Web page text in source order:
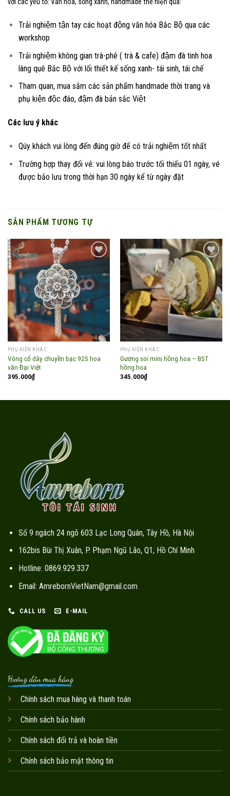
với các yếu tố: Văn hóa, sống xanh, handmade thể hiện qua:
Trải nghiệm tận tay các hoạt động văn hóa Bắc Bộ qua các
workshop
Trải nghiệm không gian trà-phê ( trà & cafe) đậm đà tinh hoa
làng quê Bắc Bộ với lối thiết kế sống xanh- tái sinh, tái chế
Tham quan, mua sắm các sản phẩm handmade thời trang và
phụ kiện độc đáo, đậm đà bản sắc Việt
Các lưu ý khác
Qúy khách vui lòng đến đúng giờ để có trải nghiệm tốt nhất
Trường hợp thay đổi vé: vui lòng báo trước tối thiểu 01 ngày, vé
được bảo lưu trong thời hạn 30 ngày kể từ ngày đặt
SẢN PHẨM TƯƠNG TỰ
Add to
wishlist
PHỤ KIỆN KHÁC
Vòng cổ dây chuyền bạc 925 hoa
văn Đại Việt
395.000₫
Add to
wishlist
PHỤ KIỆN KHÁC
Gương soi mini hồng hoa – BST
hồng hoa
345.000₫
Số 9 ngách 24 ngõ 603 Lạc Long Quân, Tây Hồ, Hà Nội
162bis Bùi Thị Xuân, P. Phạm Ngũ Lão, Q1, Hồ Chí Minh
Hotline: 0869.929.337
Email: AmrebornVietNam@gmail.com
CALL US E-MAIL
Hướng dẫn mua hàng
Chính sách mua hàng và thanh toán
Chính sách bảo hành
Chính sách đổi trả và hoàn tiền
Chính sách bảo mật thông tin